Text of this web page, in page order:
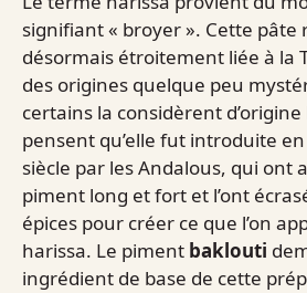
signifiant « broyer ». Cette pâte
désormais étroitement liée à la
des origines quelque peu
certains la considèrent
pensent qu’elle fut introduite en
siècle par les Andalous, qui ont
piment long et fort et l’ont
épices pour créer ce que l’on
harissa. Le piment baklouti
ingrédient de base de cette